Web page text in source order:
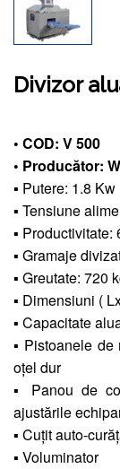
Divizor
• COD: V 500
• Producător:
▪ Putere: 1.8 Kw
▪ Tensiune
▪ Productivitate:
▪ Gramaje
▪ Greutate: 720
▪ Dimensiuni (
▪ Capacitate
▪ Pistoanele de
oțel dur
▪ Panou de
ajustările
▪ Cuțit auto-
▪ Voluminator